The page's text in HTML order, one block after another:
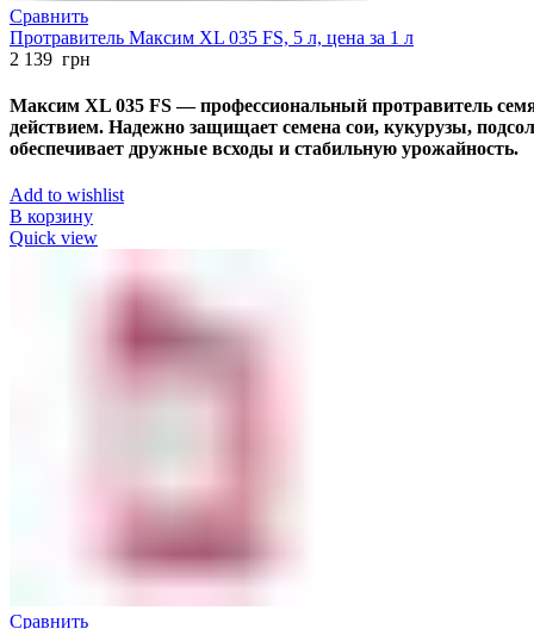
Сравнить
Протравитель Максим XL 035 FS, 5 л, цена за 1 л
2 139 грн
Максим XL 035 FS — профессиональный протравитель
действием. Надежно защищает семена сои, кукурузы,
обеспечивает дружные всходы и стабильную урожайность.
Add to wishlist
В корзину
Quick view
Сравнить